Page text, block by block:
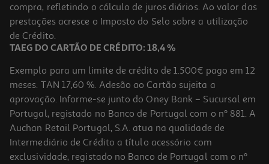
0.94 €/Lt
0,94 €
compra, refletindo o cálculo de juros diários. Ao valor das
prestações acresce o Imposto do Selo sobre a utilização
de Crédito.
TAEG DO CARTÃO DE CRÉDITO: 18,4 %
Exemplo para um limite de crédito de 1.500€ pago em 12
meses. TAN 17,60 %. Adesão ao Cartão sujeita a
aprovação. Informe-se junto do Oney Bank – Sucursal em
Portugal, registado no Banco de Portugal com o nº 881. A
Auchan Retail Portugal, S.A. atua na qualidade de
Intermediário de Crédito a título acessório com
exclusividade, registado no Banco de Portugal com o nº